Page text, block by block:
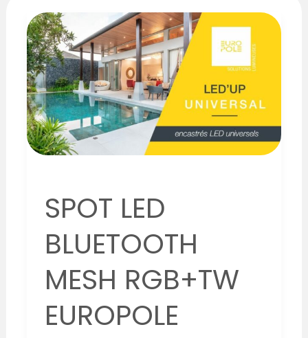
SPOT LED
BLUETOOTH
MESH RGB+TW
EUROPOLE
LED
BLUETOOTH
MESH
RGB+TW
EUROPOLE